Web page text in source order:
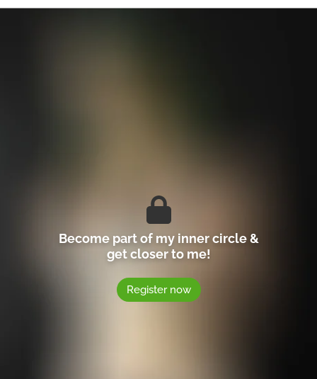
Become part of my inner circle &
get closer to me!
Register now